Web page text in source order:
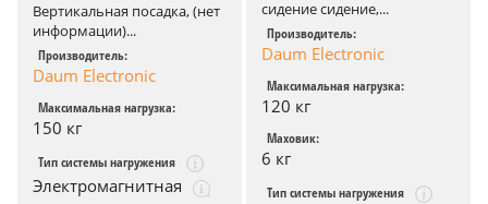
Вертикальная посадка, (нет
информации)...
Производитель:
Daum Electronic
Максимальная нагрузка:
150 кг
Тип системы нагружения
Электромагнитная
сидение сидение,...
Производитель:
Daum Electronic
Максимальная нагрузка:
120 кг
Маховик:
6 кг
Тип системы нагружения